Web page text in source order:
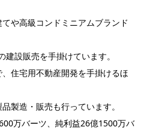
や高級コンドミニアムブランド
設販売を手掛けています。
住宅用不動産開発を手掛けるほ
製造・販売も行っています。
万バーツ、純利益26億1500万バ